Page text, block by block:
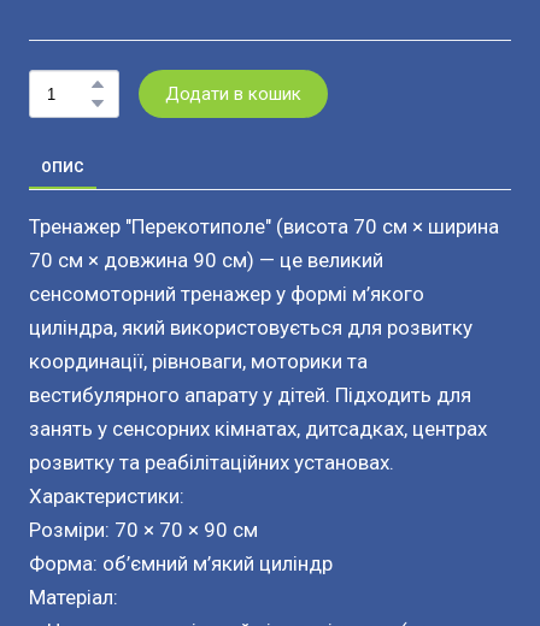
Додати в кошик
ОПИС
Тренажер "Перекотиполе" (висота 70 см × ширина
70 см × довжина 90 см) — це великий
сенсомоторний тренажер у формі м’якого
циліндра, який використовується для розвитку
координації, рівноваги, моторики та
вестибулярного апарату у дітей. Підходить для
занять у сенсорних кімнатах, дитсадках, центрах
розвитку та реабілітаційних установах.
Характеристики:
Розміри: 70 × 70 × 90 см
Форма: об’ємний м’який циліндр
Матеріал: